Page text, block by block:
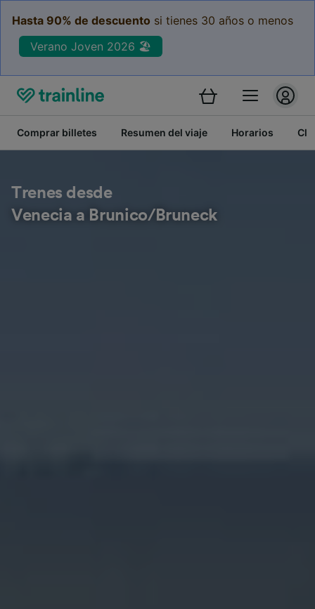
Hasta 90% de descuento si tienes 30 años o menos
Verano Joven 2026 🏖️
Comprar billetes Resumen del viaje Horarios
Trenes desde
Venecia a Brunico/Bruneck